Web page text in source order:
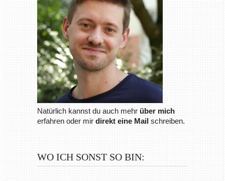
Natürlich kannst du auch mehr über mich
erfahren oder mir direkt eine Mailschreiben.
WO ICH SONST SO BIN: